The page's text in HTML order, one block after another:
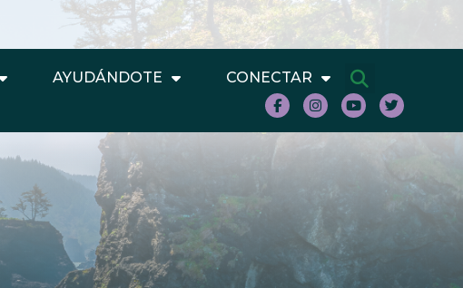
AYUDÁNDOTE CONECTAR